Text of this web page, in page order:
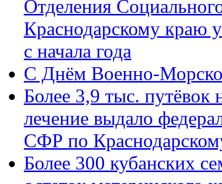
Отделения
Краснодарскому краю
с начала года
C Днём Военно-
Более 3,9 тыс. путёвок
лечение выдало
СФР по
Более 300 кубанских